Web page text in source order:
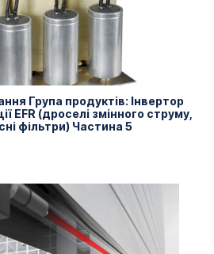
Група продуктів: Інвертор
EFR (дроселі змінного струму,
фільтри) Частина 5